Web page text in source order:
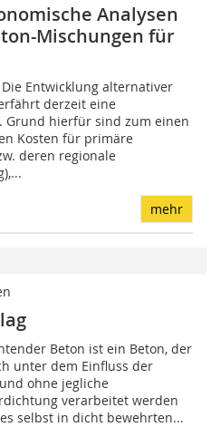
Analysen
­Mischungen für
Entwicklung alternativer
derzeit eine
Grund hierfür sind zum einen
Kosten für primäre
deren regionale
mehr
Beton ist ein Beton, der
unter dem Einfluss der
ohne jegliche
verarbeitet werden
selbst in dicht bewehrten...